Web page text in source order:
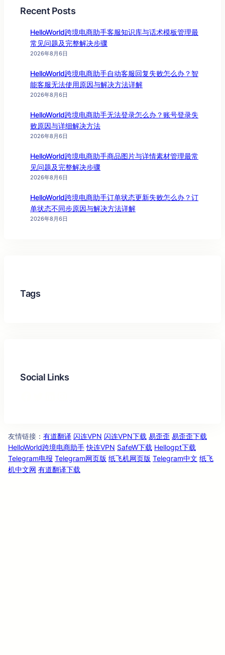
Recent Posts
HelloWorld跨境电商助手客服知识库与话术模板管理最
常见问题及完整解决步骤
2026年8月6日
HelloWorld跨境电商助手自动客服回复失败怎么办？智
能客服无法使用原因与解决方法详解
2026年8月6日
HelloWorld跨境电商助手无法登录怎么办？账号登录失
败原因与详细解决方法
2026年8月6日
HelloWorld跨境电商助手商品图片与详情素材管理最常
见问题及完整解决步骤
2026年8月6日
HelloWorld跨境电商助手订单状态更新失败怎么办？订
单状态不同步原因与解决方法详解
2026年8月6日
Tags
Social Links
友情链接 ： 有道翻译 闪连VPN 闪连VPN下载 易歪歪 易歪歪下载
HelloWorld跨境电商助手 快连VPN SafeW下载 Hellogpt下载
Telegram电报 Telegram网页版 纸飞机网页版 Telegram中文 纸飞
机中文网 有道翻译下载